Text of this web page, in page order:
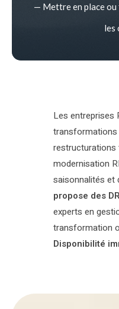
— Mettre en place ou
les
Les entreprises
transformations
restructurations
modernisation
saisonnalités et
propose des
experts en
transformation
Disponibilité